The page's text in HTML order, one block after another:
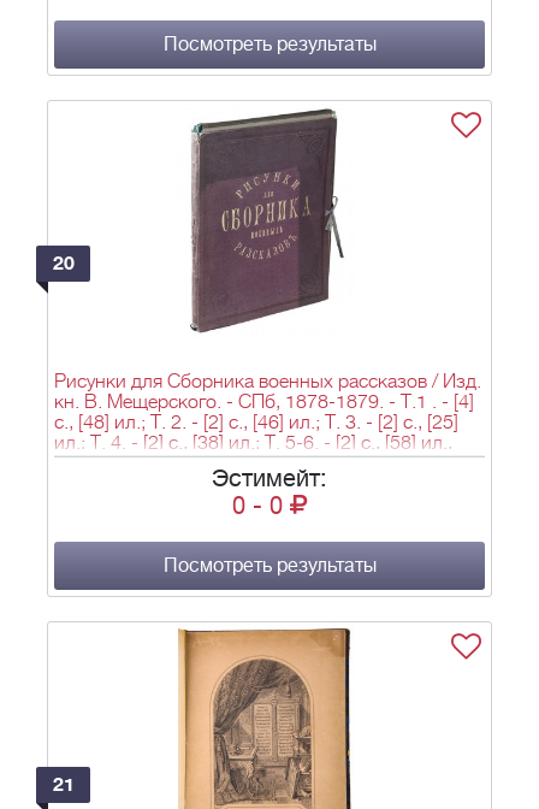
Ольхина. - СПб.: М.О. Вольф, 1867. - Т. 6. - 380
с., [1], [12] ил.; 28х23 см.Посмотреть результаты
20
Рисунки для Сборника военных рассказов / Изд.
кн. В. Мещерского. - СПб, 1878-1879. - Т.1 . - [4]
c., [48] ил.; Т. 2. - [2] c., [46] ил.; Т. 3. - [2] c., [25]
ил.; Т. 4. - [2] c., [38] ил.; Т. 5-6. - [2] c., [58] ил.,
38,5х29 см.
Эстимейт:
0 - 0
Посмотреть результаты
21